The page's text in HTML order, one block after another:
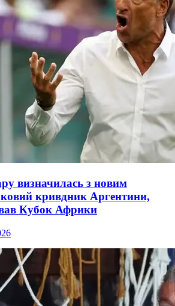
визначилась з новим
кривдник Аргентини,
Кубок Африки